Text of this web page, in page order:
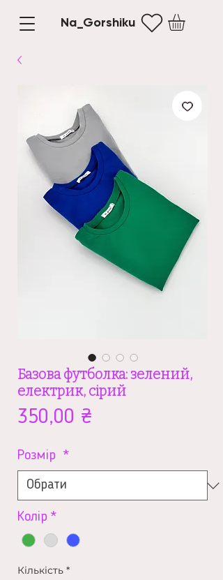
Na_Gorshiku
Базова футболка: зелений,
електрик, сірий
350,00 ₴
Розмір *
Колір *
Кількість *